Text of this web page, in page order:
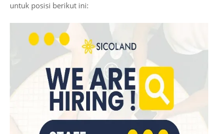
untuk posisi berikut ini: